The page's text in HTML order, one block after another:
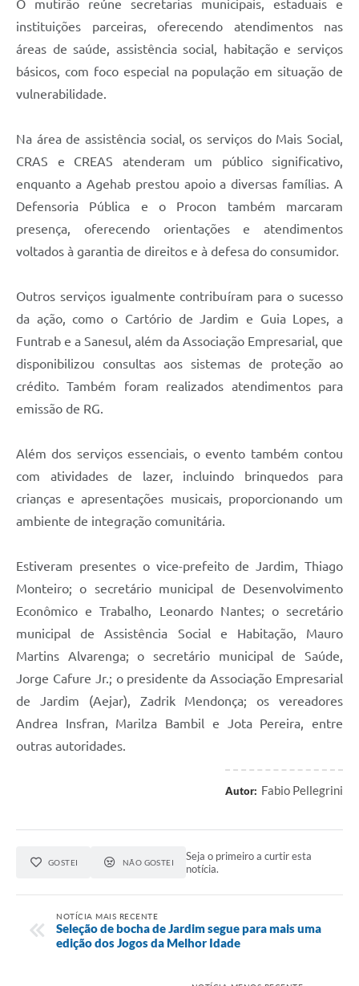
O mutirão reúne secretarias municipais, estaduais e
instituições parceiras, oferecendo atendimentos nas
áreas de saúde, assistência social, habitação e serviços
básicos, com foco especial na população em situação de
vulnerabilidade.
Na área de assistência social, os serviços do Mais Social,
CRAS e CREAS atenderam um público significativo,
enquanto a Agehab prestou apoio a diversas famílias. A
Defensoria Pública e o Procon também marcaram
presença, oferecendo orientações e atendimentos
voltados à garantia de direitos e à defesa do consumidor.
Outros serviços igualmente contribuíram para o sucesso
da ação, como o Cartório de Jardim e Guia Lopes, a
Funtrab e a Sanesul, além da Associação Empresarial, que
disponibilizou consultas aos sistemas de proteção ao
crédito. Também foram realizados atendimentos para
emissão de RG.
Além dos serviços essenciais, o evento também contou
com atividades de lazer, incluindo brinquedos para
crianças e apresentações musicais, proporcionando um
ambiente de integração comunitária.
Estiveram presentes o vice-prefeito de Jardim, Thiago
Monteiro; o secretário municipal de Desenvolvimento
Econômico e Trabalho, Leonardo Nantes; o secretário
municipal de Assistência Social e Habitação, Mauro
Martins Alvarenga; o secretário municipal de Saúde,
Jorge Cafure Jr.; o presidente da Associação Empresarial
de Jardim (Aejar), Zadrik Mendonça; os vereadores
Andrea Insfran, Marilza Bambil e Jota Pereira, entre
outras autoridades.
Autor: Fabio Pellegrini
GOSTEI NÃO GOSTEI
Seja o primeiro a curtir esta
notícia.
NOTÍCIA MAIS RECENTE
Seleção de bocha de Jardim segue para mais uma
edição dos Jogos da Melhor Idade